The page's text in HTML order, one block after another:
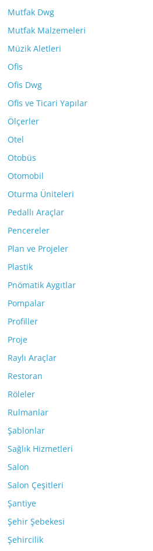
Mutfak Dwg
Mutfak Malzemeleri
Müzik Aletleri
Ofis
Ofis Dwg
Ofis ve Ticari Yapılar
Ölçerler
Otel
Otobüs
Otomobil
Oturma Üniteleri
Pedallı Araçlar
Pencereler
Plan ve Projeler
Plastik
Pnömatik Aygıtlar
Pompalar
Profiller
Proje
Raylı Araçlar
Restoran
Röleler
Rulmanlar
Şablonlar
Sağlık Hizmetleri
Salon
Salon Çeşitleri
Şantiye
Şehir Şebekesi
Şehircilik